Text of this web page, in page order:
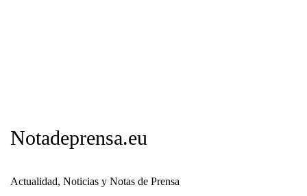
Notadeprensa.eu
Actualidad, Noticias y Notas de Prensa